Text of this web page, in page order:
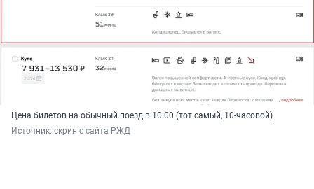
Цена билетов на обычный поезд в 10:00 (тот самый, 10-часовой)
Источник: скрин с сайта РЖД